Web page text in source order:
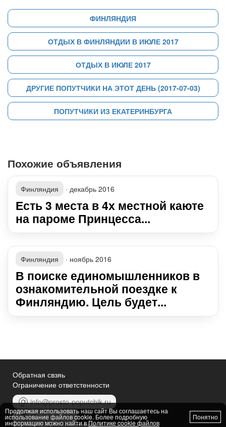
ФИНЛЯНДИЯ
ОТДЫХ В ФИНЛЯНДИИ В ИЮЛЕ 2017
ОТДЫХ В ИЮЛЕ 2017
ДРУГИЕ ПОПУТЧИКИ НА ЭТОТ ДЕНЬ (2017-07-03)
ПОПУТЧИКИ ИЗ ЕКАТЕРИНБУРГА
Похожие объявления
Финляндия · декабрь 2016
Есть 3 места в 4х местной каюте
на пароме Принцесса...
Финляндия · ноябрь 2016
В поиске единомышленников в
ознакомительной поездке к
Финляндию. Цель будет...
Обратная свзяь
Ограничение ответстенности
info@prosto-poputchik.ru
@pp_women
Продолжая использовать наш сайт Вы соглашаетесь на
использование файлов cookie. Более подробную
информацию можно найти вПолитике cookie файлов
Понятно